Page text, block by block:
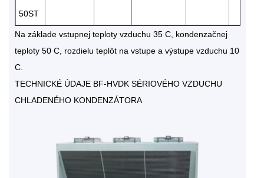
50ST
Na základe vstupnej teploty vzduchu 35 C, kondenzačnej
teploty 50 C, rozdielu teplôt na vstupe a výstupe vzduchu 10
C.
TECHNICKÉ ÚDAJE BF-HVDK SÉRIOVÉHO VZDUCHU
CHLADENÉHO KONDENZÁTORA